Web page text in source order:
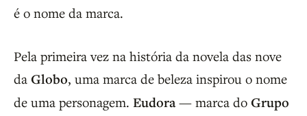
é o nome da marca.
Pela primeira vez na história da novela das nove
da Globo, uma marca de beleza inspirou o nome
de uma personagem. Eudora— marca do Grupo